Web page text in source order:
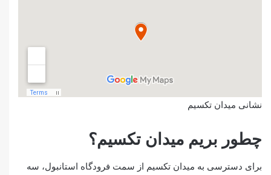
نشانی میدان تکسیم
چطور بریم میدان تکسیم؟
برای دسترسی به میدان تکسیم از سمت فرودگاه استانبول، سه